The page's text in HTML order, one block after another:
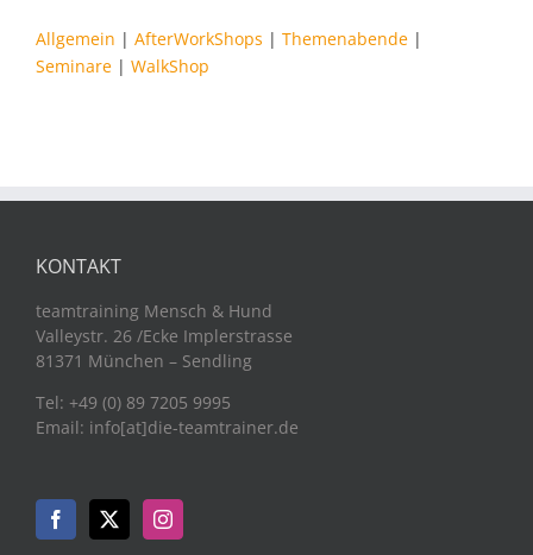
Allgemein | AfterWorkShops | Themenabende |
Seminare | WalkShop
KONTAKT
teamtraining Mensch & Hund
Valleystr. 26 /Ecke Implerstrasse
81371 München – Sendling
Tel: +49 (0) 89 7205 9995
Email: info[at]die-teamtrainer.de